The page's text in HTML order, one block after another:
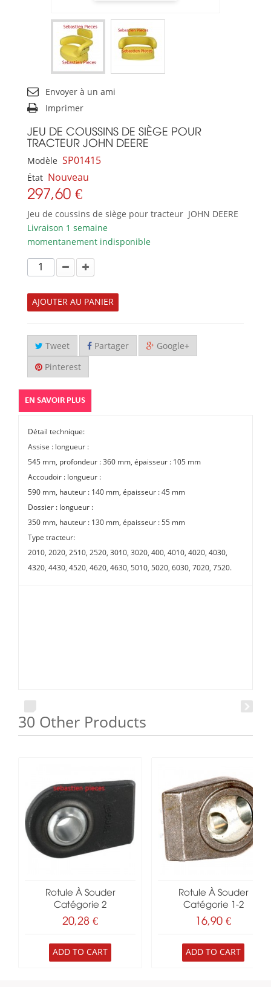
Envoyer à un ami
Imprimer
JEU DE COUSSINS DE SIÈGE POUR
TRACTEUR JOHN DEERE
Modèle SP01415
État Nouveau
297,60 €
Jeu de coussins de siège pour tracteur JOHN DEERE
Livraison 1 semaine
momentanement indisponible
AJOUTER AU PANIER
Tweet Partager Google+
Pinterest
EN SAVOIR PLUS
Détail technique:
Assise : longueur :
545 mm, profondeur : 360 mm, épaisseur : 105 mm
Accoudoir : longueur :
590 mm, hauteur : 140 mm, épaisseur : 45 mm
Dossier : longueur :
350 mm, hauteur : 130 mm, épaisseur : 55 mm
Type tracteur:
2010, 2020, 2510, 2520, 3010, 3020, 400, 4010, 4020, 4030,
4320, 4430, 4520, 4620, 4630, 5010, 5020, 6030, 7020, 7520.
30 Other Products
Rotule À Souder
Catégorie 2
20,28 €
ADD TO CART
Rotule À Souder
Catégorie 1-2
16,90 €
ADD TO CART